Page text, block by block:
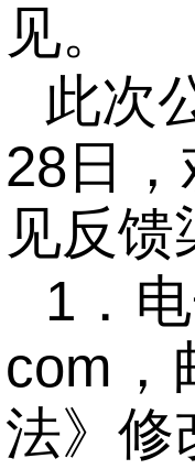
见。
此次
28日
见反
1．
com，
法》修